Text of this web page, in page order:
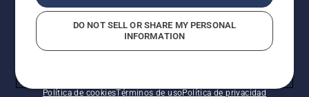
Política de cookiesTérminos de usoPolítica de privacidad
DO NOT SELL OR SHARE MY PERSONAL
INFORMATION